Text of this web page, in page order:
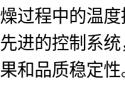
过程中的温
进的控制系
和品质稳定性